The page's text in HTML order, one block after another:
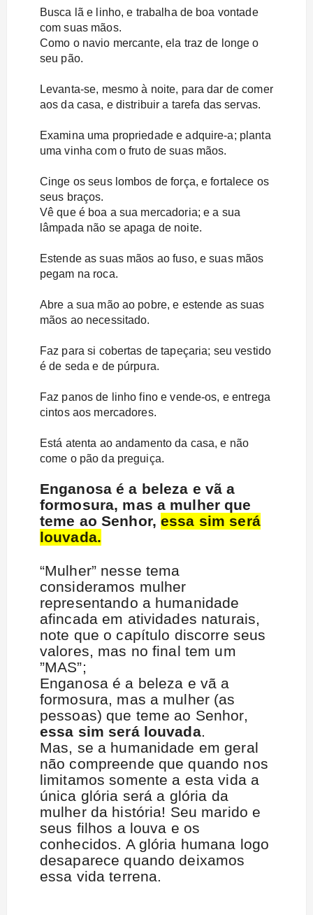
Busca lã e linho, e trabalha de boa vontade
com suas mãos.
Como o navio mercante, ela traz de longe o
seu pão.
Levanta-se, mesmo à noite, para dar de comer
aos da casa, e distribuir a tarefa das servas.
Examina uma propriedade e adquire-a; planta
uma vinha com o fruto de suas mãos.
Cinge os seus lombos de força, e fortalece os
seus braços.
Vê que é boa a sua mercadoria; e a sua
lâmpada não se apaga de noite.
Estende as suas mãos ao fuso, e suas mãos
pegam na roca.
Abre a sua mão ao pobre, e estende as suas
mãos ao necessitado.
Faz para si cobertas de tapeçaria; seu vestido
é de seda e de púrpura.
Faz panos de linho fino e vende-os, e entrega
cintos aos mercadores.
Está atenta ao andamento da casa, e não
come o pão da preguiça.
Enganosa é a beleza e vã a
formosura, mas a mulher que
teme ao Senhor,essa sim será
louvada.
“Mulher” nesse tema
consideramos mulher
representando a humanidade
afincada em atividades naturais,
note que o capítulo discorre seus
valores, mas no final tem um
”MAS”;
Enganosa é a beleza e vã a
formosura, mas a mulher (as
pessoas) que teme ao Senhor,
essa sim será louvada.
Mas, se a humanidade em geral
não compreende que quando nos
limitamos somente a esta vida a
única glória será a glória da
mulher da história! Seu marido e
seus filhos a louva e os
conhecidos. A glória humana logo
desaparece quando deixamos
essa vida terrena.